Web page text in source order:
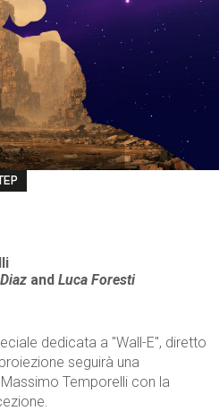
andLuca Foresti
dedicata a "Wall-E", diretto
seguirà una
Temporelli con la